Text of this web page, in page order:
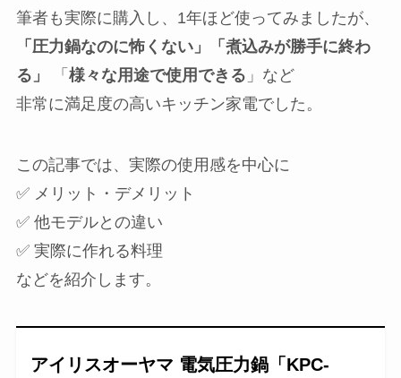
筆者も実際に購入し、1年ほど使ってみましたが、
「圧力鍋なのに怖くない」「煮込みが勝手に終わ
る」
「 様々な用途で使用できる 」など
非常に満足度の高いキッチン家電でした。
この記事では、実際の使用感を中心に
✅ メリット・デメリット
✅ 他モデルとの違い
✅ 実際に作れる料理
などを紹介します。
アイリスオーヤマ 電気圧力鍋「KPC-